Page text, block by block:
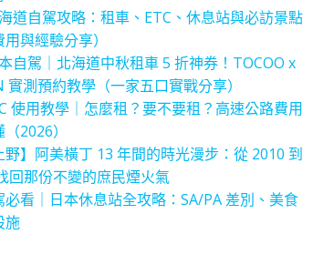
道自駕攻略：租車、ETC、休息站與必訪景點
用與經驗分享）
自駕｜北海道中秋租車 5 折神券！TOCOO x
實測預約教學（一家五口實戰分享）
使用教學｜怎麼租？要不要租？高速公路費用
2026）
野】阿美橫丁 13 年間的時光漫步：從 2010 到
回那份不變的庶民煙火氣
必看｜日本休息站全攻略：SA/PA 差別、美食
施